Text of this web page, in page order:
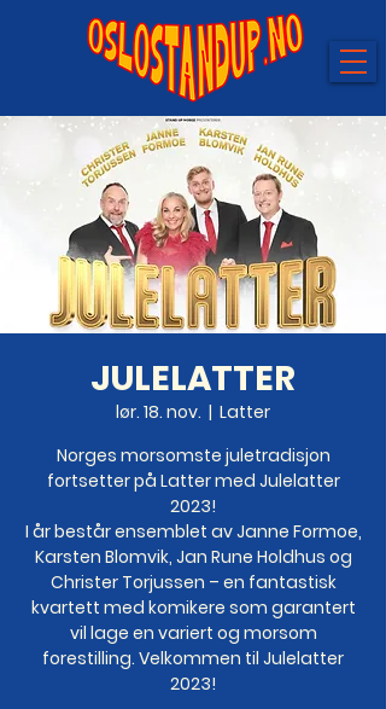
JULELATTER
lør. 18. nov.
  |
Latter
Norges morsomste juletradisjon
fortsetter på Latter med Julelatter
2023!
I år består ensemblet av Janne Formoe,
Karsten Blomvik, Jan Rune Holdhus og
Christer Torjussen – en fantastisk
kvartett med komikere som garantert
vil lage en variert og morsom
forestilling. Velkommen til Julelatter
2023!